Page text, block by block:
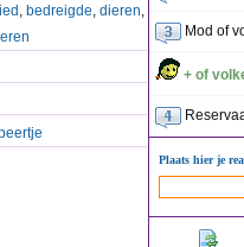
, bedreigde, dieren,
Mod of
+ of
Plaats hier je